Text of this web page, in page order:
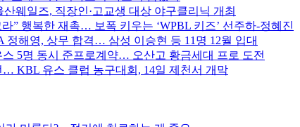
웨일즈, 직장인·고교생 대상 야구클리닉 개최
라” 행복한 재촉… 보폭 키우는 ‘WPBL 키즈’ 선주하-정혜진
정해영, 상무 합격… 삼성 이승현 등 11명 12월 입대
스 5명 동시 준프로계약… 오산고 황금세대 프로 도전
… KBL 유스 클럽 농구대회, 14일 제천서 개막